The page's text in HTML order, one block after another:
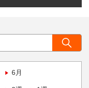
6月